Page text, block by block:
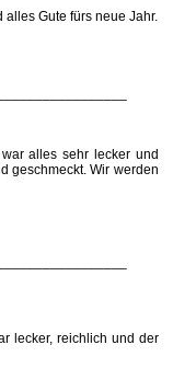
Gute fürs neue Jahr.
alles sehr lecker und
geschmeckt. Wir werden
lecker, reichlich und der